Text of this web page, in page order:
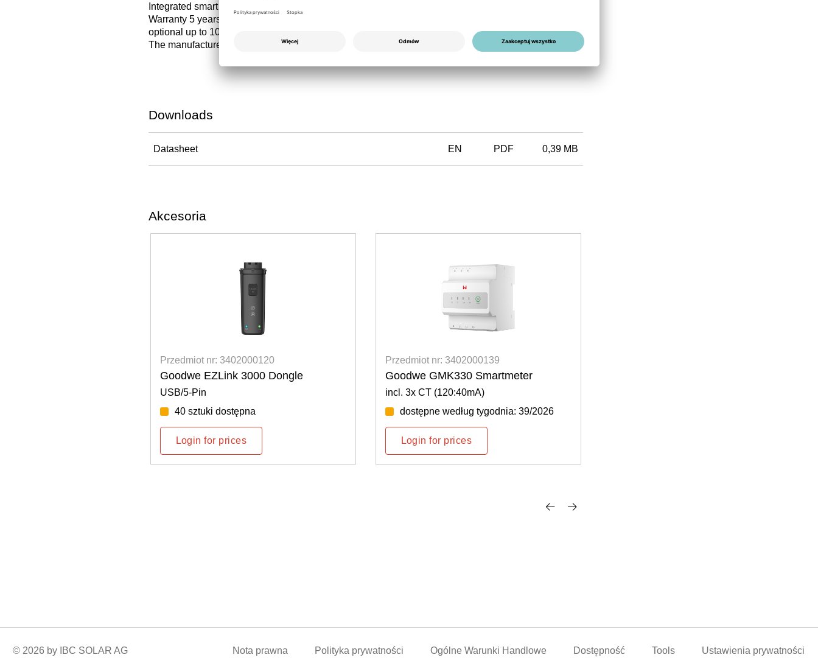
Integrated smart meter
Warranty 5 years
optional up to 10 years
The manufacturer's country-specific warranty & service conditions apply
Downloads
Datasheet EN PDF 0,39 MB
Akcesoria
Przedmiot nr: 3402000120
Goodwe EZLink 3000 Dongle
USB/5-Pin
40 sztuki dostępna
Login for prices
Przedmiot nr: 3402000139
Goodwe GMK330 Smartmeter
incl. 3x CT (120:40mA)
dostępne według tygodnia: 39/2026
Login for prices
© 2026 by IBC SOLAR AG Nota prawna Polityka prywatności Ogólne Warunki Handlowe Dostępność Tools Ustawienia prywatności